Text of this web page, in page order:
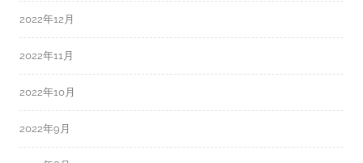
2022年12月
2022年11月
2022年10月
2022年9月